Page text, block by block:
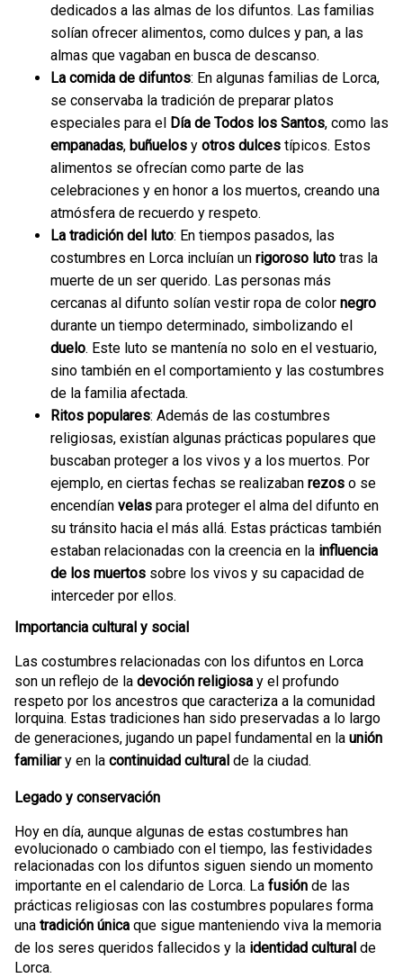
dedicados a las almas de los difuntos. Las familias
solían ofrecer alimentos, como dulces y pan, a las
almas que vagaban en busca de descanso.
La comida de difuntos: En algunas familias de Lorca,
se conservaba la tradición de preparar platos
especiales para el Día de Todos los Santos, como las
empanadas, buñuelos y otros dulces típicos. Estos
alimentos se ofrecían como parte de las
celebraciones y en honor a los muertos, creando una
atmósfera de recuerdo y respeto.
La tradición del luto: En tiempos pasados, las
costumbres en Lorca incluían un rigoroso luto tras la
muerte de un ser querido. Las personas más
cercanas al difunto solían vestir ropa de color negro
durante un tiempo determinado, simbolizando el
duelo. Este luto se mantenía no solo en el vestuario,
sino también en el comportamiento y las costumbres
de la familia afectada.
Ritos populares: Además de las costumbres
religiosas, existían algunas prácticas populares que
buscaban proteger a los vivos y a los muertos. Por
ejemplo, en ciertas fechas se realizaban rezos o se
encendían velas para proteger el alma del difunto en
su tránsito hacia el más allá. Estas prácticas también
estaban relacionadas con la creencia en la influencia
de los muertos sobre los vivos y su capacidad de
interceder por ellos.
Importancia cultural y social
Las costumbres relacionadas con los difuntos en Lorca
son un reflejo de la devoción religiosa y el profundo
respeto por los ancestros que caracteriza a la comunidad
lorquina. Estas tradiciones han sido preservadas a lo largo
de generaciones, jugando un papel fundamental en la unión
familiary en la continuidad cultural de la ciudad.
Legado y conservación
Hoy en día, aunque algunas de estas costumbres han
evolucionado o cambiado con el tiempo, las festividades
relacionadas con los difuntos siguen siendo un momento
importante en el calendario de Lorca. La fusión de las
prácticas religiosas con las costumbres populares forma
una tradición única que sigue manteniendo viva la memoria
de los seres queridos fallecidos y la identidad cultural de
Lorca.